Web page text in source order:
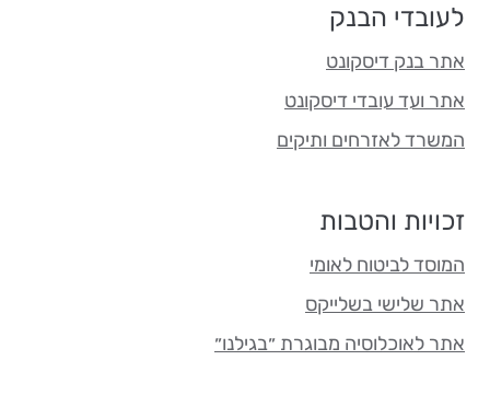
לעובדי הבנק
אתר בנק דיסקונט
אתר ועד עובדי דיסקונט
המשרד לאזרחים ותיקים
זכויות והטבות
המוסד לביטוח לאומי
אתר שלישי בשלייקס
אתר לאוכלוסיה מבוגרת ״בגילנו״